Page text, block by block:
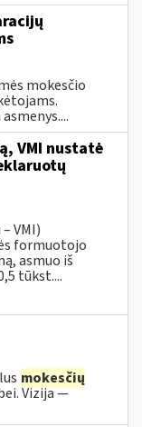
mokesčio
VMI nustatė
VMI)
formuotojo
asmuo iš
tūkst....
mokesčių
Vizija —